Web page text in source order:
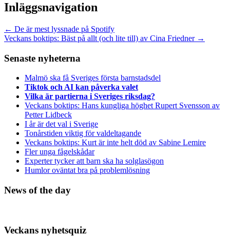
Inläggsnavigation
← De är mest lyssnade på Spotify
Veckans boktips: Bäst på allt (och lite till) av Cina Friedner →
Senaste nyheterna
Malmö ska få Sveriges första barnstadsdel
Tiktok och AI kan påverka valet
Vilka är partierna i Sveriges riksdag?
Veckans boktips: Hans kungliga höghet Rupert Svensson av
Petter Lidbeck
I år är det val i Sverige
Tonårstiden viktig för valdeltagande
Veckans boktips: Kurt är inte helt död av Sabine Lemire
Fler unga fågelskådar
Experter tycker att barn ska ha solglasögon
Humlor oväntat bra på problemlösning
News of the day
Veckans nyhetsquiz